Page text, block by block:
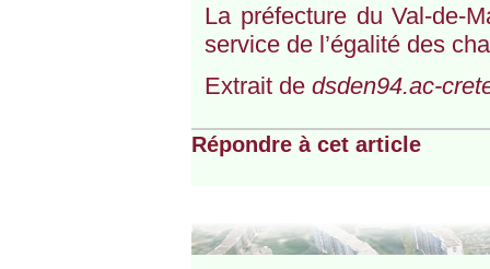
La préfecture du Val-de-
service de l’égalité des
Extrait de dsden94.ac-
Répondre à cet article